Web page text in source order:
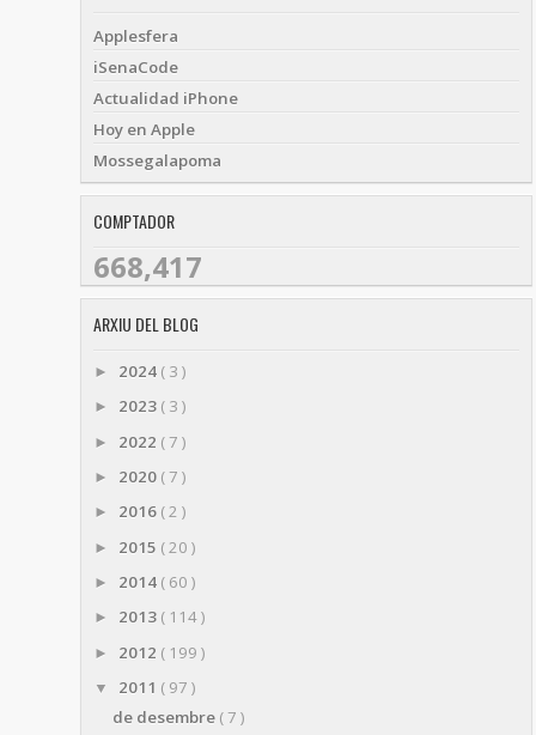
Applesfera
iSenaCode
Actualidad iPhone
Hoy en Apple
Mossegalapoma
COMPTADOR
668,417
ARXIU DEL BLOG
► 2024 ( 3 )
► 2023 ( 3 )
► 2022 ( 7 )
► 2020 ( 7 )
► 2016 ( 2 )
► 2015 ( 20 )
► 2014 ( 60 )
► 2013 ( 114 )
► 2012 ( 199 )
▼ 2011 ( 97 )
de desembre ( 7 )